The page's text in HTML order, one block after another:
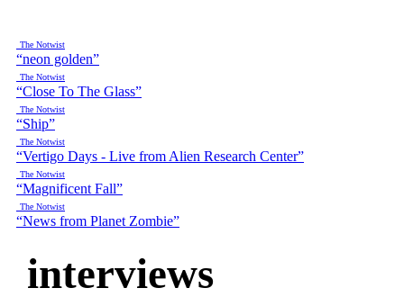
The Notwist
“neon golden”
The Notwist
“Close To The Glass”
The Notwist
“Ship”
The Notwist
“Vertigo Days - Live from Alien Research Center”
The Notwist
“Magnificent Fall”
The Notwist
“News from Planet Zombie”
interviews